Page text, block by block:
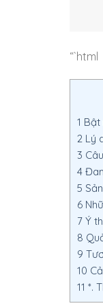
“`html
1 Bật
2 Lý
3
4
5
6
7 Ý
8
9
10
11 *.